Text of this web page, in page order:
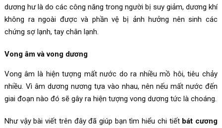
dương hư là do các công năng trong người bị suy giảm, dương khí
không ra ngoài được và phần vệ bị ảnh hưởng nên sinh các
chứng sợ lạnh, tay chân lạnh.
Vong âm và vong dương
Vong âm là hiện tượng mất nước do ra nhiều mồ hôi, tiêu chảy
nhiều. Vì âm dương nương tựa vào nhau, nên nếu mất nước đến
giai đoạn nào đó sẽ gây ra hiện tượng vong dương tức là choáng.
Như vậy bài viết trên đây đã giúp bạn tìm hiểu chi tiết bát cương